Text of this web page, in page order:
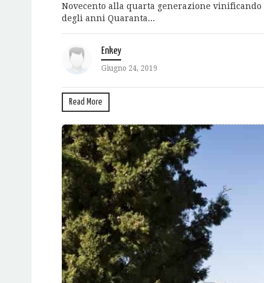
Novecento alla quarta generazione
degli anni Quaranta...
Enkey
Giugno 24, 2019
Read More